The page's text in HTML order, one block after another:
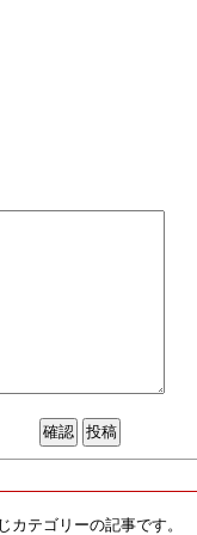
カテゴリーの記事です。